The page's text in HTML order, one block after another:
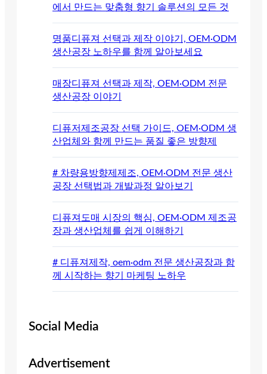
에서 만드는 맞춤형 향기 솔루션의 모든 것
명품디퓨져 선택과 제작 이야기, OEM·ODM
생산공장 노하우를 함께 알아보세요
매장디퓨져 선택과 제작, OEM·ODM 전문
생산공장 이야기
디퓨저제조공장 선택 가이드, OEM·ODM 생
산업체와 함께 만드는 품질 좋은 방향제
# 차량용방향제제조, OEM·ODM 전문 생산
공장 선택법과 개발과정 알아보기
디퓨져도매 시장의 핵심, OEM·ODM 제조공
장과 생산업체를 쉽게 이해하기
# 디퓨져제작, oem·odm 전문 생산공장과 함
께 시작하는 향기 마케팅 노하우
Social Media
Advertisement